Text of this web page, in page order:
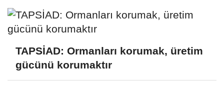
TAPSİAD: Ormanları korumak, üretim
gücünü korumaktır